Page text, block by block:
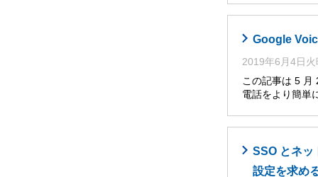
Google
2019年6月4日火
この記事は 5 月
電話をより簡単
SSO とネッ
設定を求め